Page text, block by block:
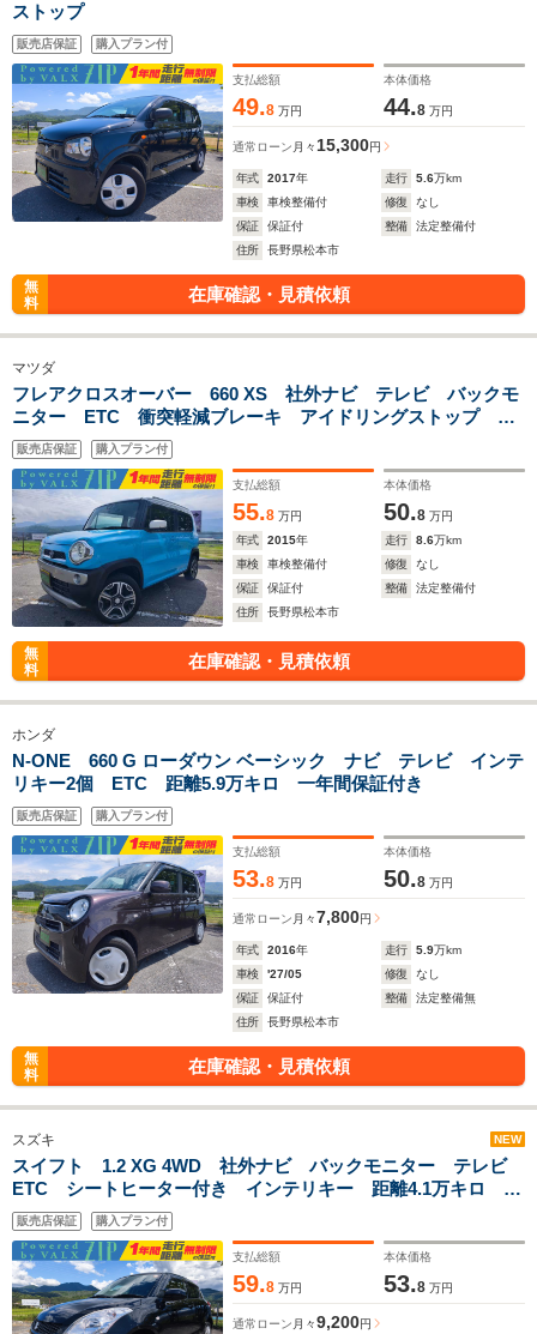
ストップ
販売店保証 購入プラン付
支払総額
49.8 万円
本体価格
44.8 万円
通常ローン 月々 15,300円
年式 2017年 走行 5.6万km
車検
車検整備付 修復
なし
保証
保証付 整備
法定整備付
住所
長野県松本市
無
料
在庫確認・見積依頼
マツダ
フレアクロスオーバー 660 XS 社外ナビ テレビ バックモ
ニター ETC 衝突軽減ブレーキ アイドリングストップ ア
ルミホイル インテリキー 車検整備付き 一年間保証付き
販売店保証 購入プラン付
支払総額
55.8 万円
本体価格
50.8 万円
年式
2015年 走行 8.6万km
車検
車検整備付 修復
なし
保証
保証付 整備
法定整備付
住所
長野県松本市
無
料
在庫確認・見積依頼
ホンダ
N-ONE 660 G ローダウン ベーシック ナビ テレビ インテ
リキー2個 ETC 距離5.9万キロ 一年間保証付き
販売店保証 購入プラン付
支払総額
53.8 万円
本体価格
50.8 万円
通常ローン 月々7,800円
年式 2016年 走行 5.9万km
車検
'27/05 修復
なし
保証
保証付 整備
法定整備無
住所
長野県松本市
無
料
在庫確認・見積依頼
スズキ NEW
スイフト 1.2 XG 4WD 社外ナビ バックモニター テレビ
ETC シートヒーター付き インテリキー 距離4.1万キロ 車
検9年12月まで 一年間保証付き アルミ付(ノーマルタイヤ有)
販売店保証 購入プラン付
支払総額
59.8 万円
本体価格
53.8 万円
通常ローン 月々9,200円